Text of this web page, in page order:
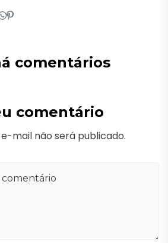
comentários
comentário
mail não será publicado.